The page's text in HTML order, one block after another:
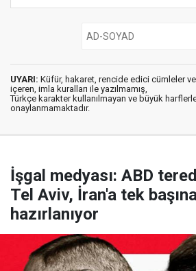
UYARI: Küfür, hakaret, rencide edici cümleler
içeren, imla kuralları ile yazılmamış,
Türkçe karakter kullanılmayan ve büyük
onaylanmamaktadır.
İşgal medyası: ABD
Tel Aviv, İran'a tek
hazırlanıyor